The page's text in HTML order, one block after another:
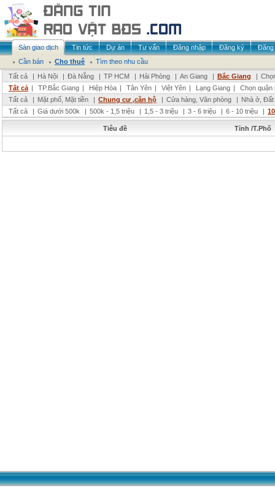
Sàn giao dịch Tin tức Dự án Tư vấn Đăng nhập Đăng ký
Đăng
Cần bán
Cho thuê
Tìm theo nhu cầu
Tất cả
| Hà Nội | Đà Nẵng | TP HCM | Hải Phòng | An Giang | Bắc Giang |
Tất cả | TP.Bắc Giang | Hiệp Hòa | Tân Yên | Việt Yên | Lạng Giang |
Chọn quận
Tất cả
| Mặt phố, Mặt tiền | Chung cư ,căn hộ | Cửa hàng, Văn phòng | Nhà ở,
Tất cả
| Giá dưới 500k | 500k - 1,5 triệu | 1,5 - 3 triệu | 3 - 6 triệu | 6 - 10 triệu |
Tiêu đề Tỉnh /T.Phố